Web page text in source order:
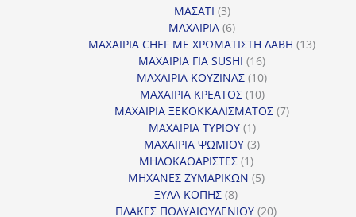
ΜΑΣΑΤΙ 33
προϊόντα
ΜΑΧΑΙΡΙΑ 66
προϊόντα
ΜΑΧΑΙΡΙΑ CHEF ΜΕ ΧΡΩΜΑΤΙΣΤΗ ΛΑΒΗ 1313
ΜΑΧΑΙΡΙΑ ΓΙΑ SUSHI 1616
προϊόντα
ΜΑΧΑΙΡΙΑ ΚΟΥΖΙΝΑΣ 1010
προϊόντα
ΜΑΧΑΙΡΙΑ ΚΡΕΑΤΟΣ 1010
προϊόντα
ΜΑΧΑΙΡΙΑ ΞΕΚΟΚΚΑΛΙΣΜΑΤΟΣ 77
ΜΑΧΑΙΡΙΑ ΤΥΡΙΟΥ 11
προϊόν
ΜΑΧΑΙΡΙΑ ΨΩΜΙΟΥ 33
ΜΗΛΟΚΑΘΑΡΙΣΤΕΣ 11
προϊόν
ΜΗΧΑΝΕΣ ΖΥΜΑΡΙΚΩΝ 55
ΞΥΛΑ ΚΟΠΗΣ 88
προϊόντα
ΠΛΑΚΕΣ ΠΟΛΥΑΙΘΥΛΕΝΙΟΥ 2020